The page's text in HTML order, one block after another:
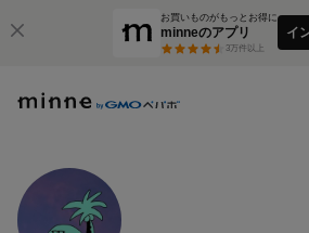
お買いものがもっとお得に
minneのアプリ
3万件以上
イ